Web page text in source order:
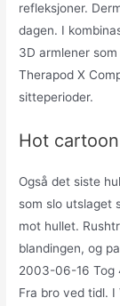
refleksjoner.
dagen. I
3D armlener
Therapod X
sitteperioder.
Hot
Også det siste
som slo utslaget
mot hullet.
blandingen, og
2003-06-16 Tog
Fra bro ved tidl.